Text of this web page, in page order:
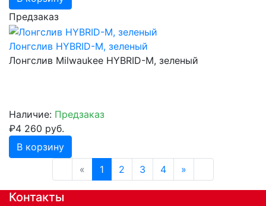
Предзаказ
Лонгслив HYBRID-M, зеленый
Лонгслив Milwaukee HYBRID-M, зеленый
Наличие: Предзаказ
₽4 260 руб.
В корзину
«
1 2 3 4 »
Контакты